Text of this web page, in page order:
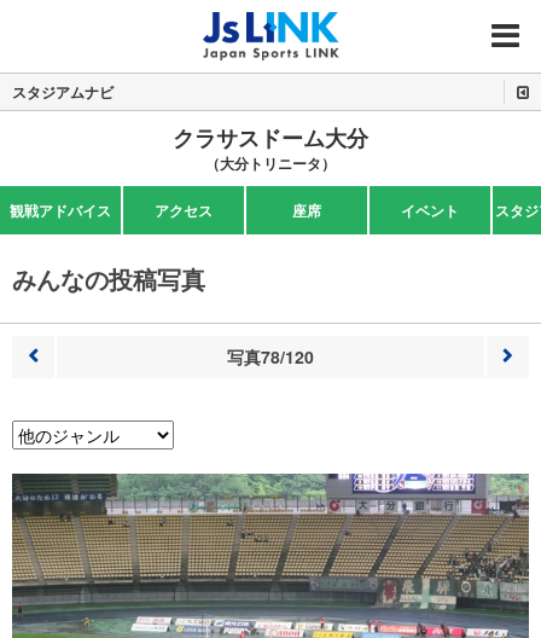
MENU
スタジアムナビ
クラサスドーム大分
（大分トリニータ）
観戦アドバイス アクセス 座席 イベント スタ
みんなの投稿写真
写真78/120